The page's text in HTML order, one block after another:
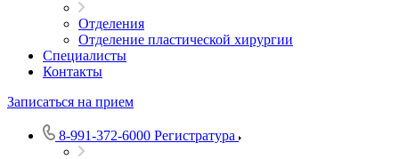
Отделения
Отделение пластической хирургии
Специалисты
Контакты
Записаться на прием
8-991-372-6000 Регистратура